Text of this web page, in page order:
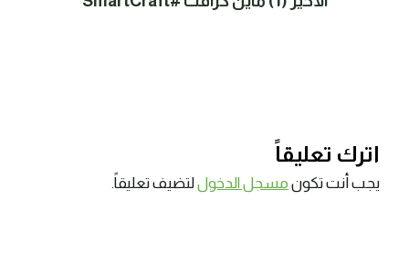
اترك تعليقاً
يجب أنت تكون مسجل الدخوللتضيف تعليقاً.